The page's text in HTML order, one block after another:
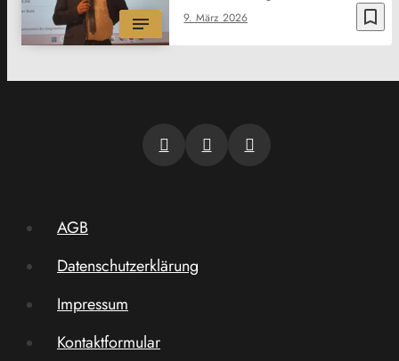
bookmark_border
9. März 2026
AGB
Datenschutzerklärung
Impressum
Kontaktformular